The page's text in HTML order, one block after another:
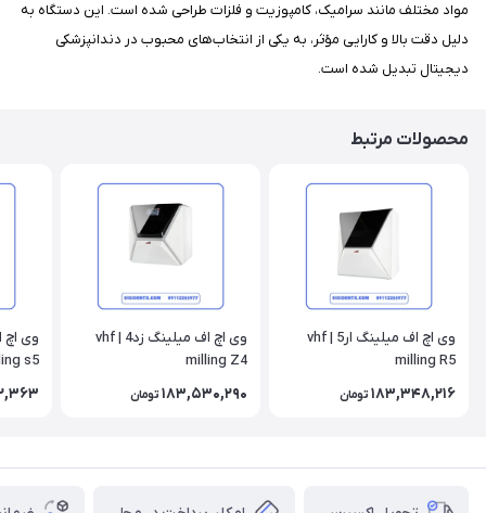
مواد مختلف مانند سرامیک، کامپوزیت و فلزات طراحی شده است. این دستگاه به
دلیل دقت بالا و کارایی مؤثر، به یکی از انتخاب‌های محبوب در دندانپزشکی
دیجیتال تبدیل شده است.
محصولات مرتبط
وی اچ اف میلینگ ار5 | vhf
milling R5
183,348,216 تومان
وی اچ اف میلینگ زد4 | vhf
milling Z4
183,530,290 تومان
s5